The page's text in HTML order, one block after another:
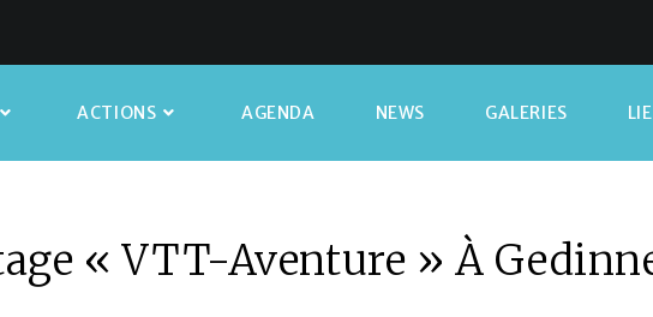
ACTIONS AGENDA NEWS GALERIES
« VTT-Aventure » À